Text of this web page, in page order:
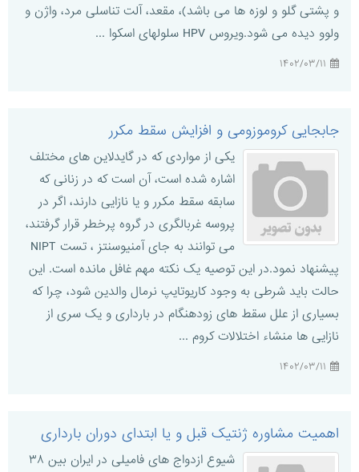
و پشتی گلو و لوزه ها می باشد)، مقعد، آلت تناسلی مرد، واژن و
ولوو دیده می شود.ویروس HPV سلولهای اسکوا ...
جابجایی کروموزومی و افزایش سقط مکرر
یکی از مواردی که در گایدلاین های مختلف
اشاره شده است، آن است که در زنانی که
سابقه سقط مکرر و یا نازایی دارند، اگر در
پروسه غربالگری در گروه پرخطر قرار گرفتند،
می توانند به جای آمنیوسنتز ، تست NIPT
پیشنهاد نمود.در این توصیه یک نکته مهم غافل مانده است. این
حالت باید شرطی به وجود کاریوتایپ نرمال والدین شود، چرا که
بسیاری از علل سقط های زودهنگام در بارداری و یک سری از
نازایی ها منشاء اختلالات کروم ...
اهمیت مشاوره ژنتیک قبل و یا ابتدای دوران بارداری
شیوع ازدواج های فامیلی در ایران بین ۳۸